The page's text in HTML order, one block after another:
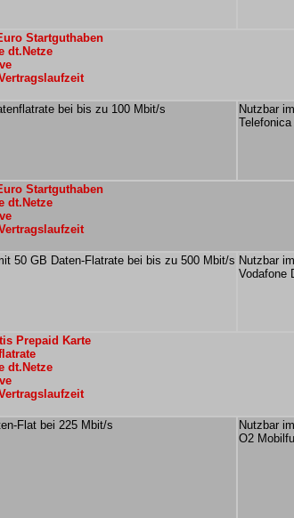
Startguthaben
dt.Netze
bei bis zu 100 Mbit/s
Nutzbar im
Startguthaben
dt.Netze
50 GB Daten-Flatrate bei bis zu 500 Mbit/s Nutzbar im
Vodafone
Prepaid Karte
dt.Netze
Flat bei 225 Mbit/s
Nutzbar im
O2